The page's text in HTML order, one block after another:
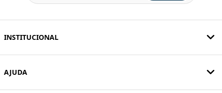
INSTITUCIONAL
AJUDA